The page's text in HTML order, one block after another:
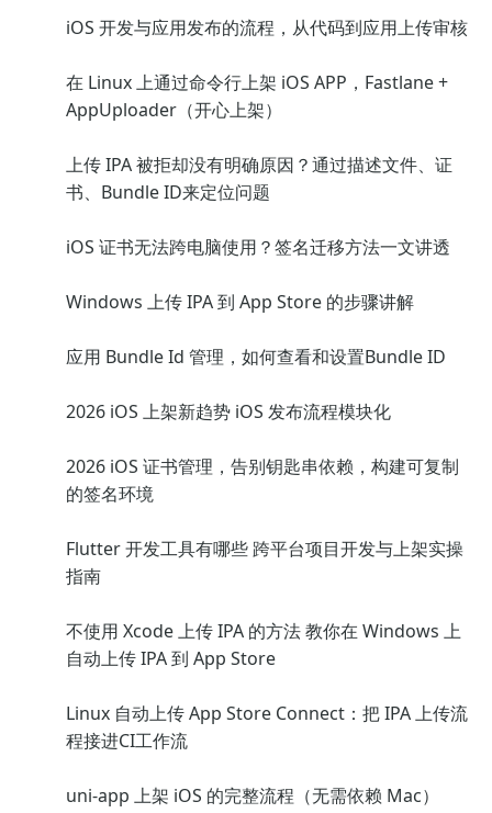
iOS 开发与应用发布的流程，从代码到应用上传审核
在 Linux 上通过命令行上架 iOS APP，Fastlane +
AppUploader（开心上架）
上传 IPA 被拒却没有明确原因？通过描述文件、证
书、Bundle ID来定位问题
iOS 证书无法跨电脑使用？签名迁移方法一文讲透
Windows 上传 IPA 到 App Store 的步骤讲解
应用 Bundle Id 管理，如何查看和设置Bundle ID
2026 iOS 上架新趋势 iOS 发布流程模块化
2026 iOS 证书管理，告别钥匙串依赖，构建可复制
的签名环境
Flutter 开发工具有哪些 跨平台项目开发与上架实操
指南
不使用 Xcode 上传 IPA 的方法 教你在 Windows 上
自动上传 IPA 到 App Store
Linux 自动上传 App Store Connect：把 IPA 上传流
程接进CI工作流
uni-app 上架 iOS 的完整流程（无需依赖 Mac）